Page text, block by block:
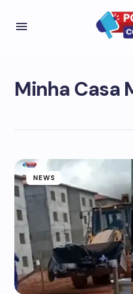
Minha Casa
NEWS